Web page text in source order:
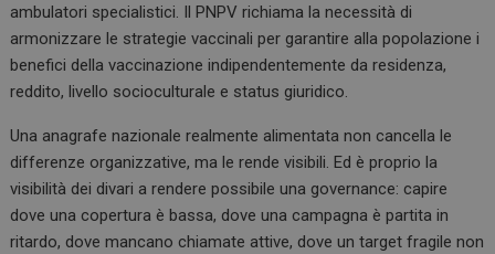
ambulatori specialistici. Il PNPV richiama la necessità di
armonizzare le strategie vaccinali per garantire alla popolazione i
benefici della vaccinazione indipendentemente da residenza,
reddito, livello socioculturale e status giuridico.
Una anagrafe nazionale realmente alimentata non cancella le
differenze organizzative, ma le rende visibili. Ed è proprio la
visibilità dei divari a rendere possibile una governance: capire
dove una copertura è bassa, dove una campagna è partita in
ritardo, dove mancano chiamate attive, dove un target fragile non